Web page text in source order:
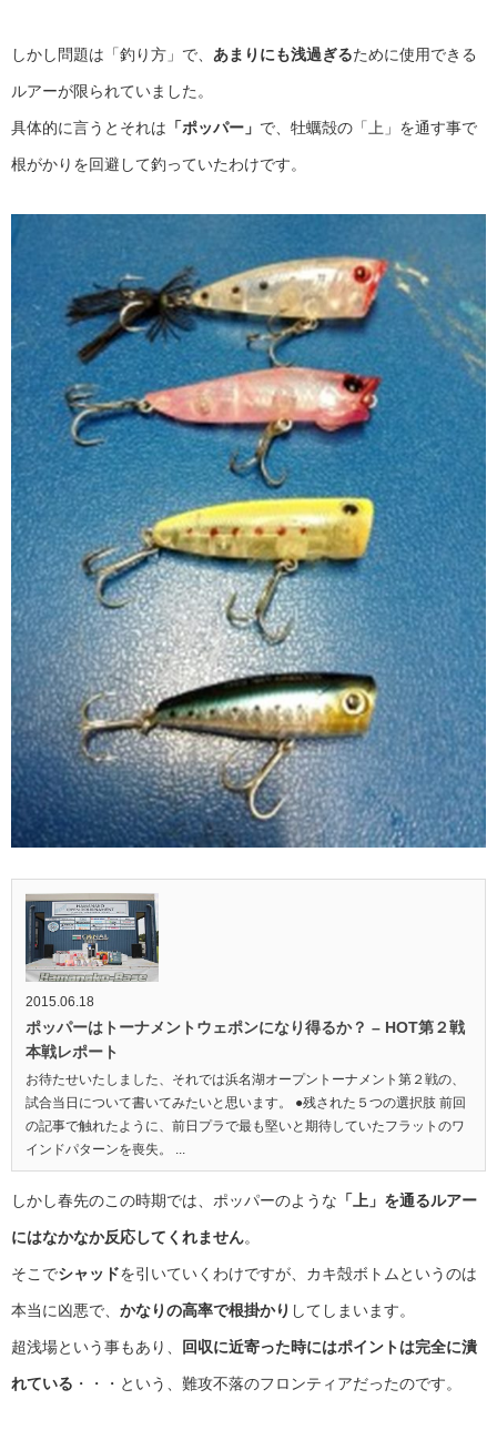
しかし問題は「釣り方」で、 あまりにも浅過ぎるために使用できる
ルアーが限られていました。
具体的に言うとそれは 「ポッパー」 で、牡蠣殻の「上」を通す事で
根がかりを回避して釣っていたわけです。
2015.06.18
ポッパーはトーナメントウェポンになり得るか？ – HOT第２戦
本戦レポート
お待たせいたしました、それでは浜名湖オープントーナメント第２戦の、
試合当日について書いてみたいと思います。 ●残された５つの選択肢 前回
の記事で触れたように、前日プラで最も堅いと期待していたフラットのワ
インドパターンを喪失。 ...
しかし春先のこの時期では、ポッパーのような 「上」を通るルアー
にはなかなか反応してくれません。
そこでシャッドを引いていくわけですが、カキ殻ボトムというのは
本当に凶悪で、 かなりの高率で根掛かり してしまいます。
超浅場という事もあり、 回収に近寄った時にはポイントは完全に潰
れている ・・・という、難攻不落のフロンティアだったのです。